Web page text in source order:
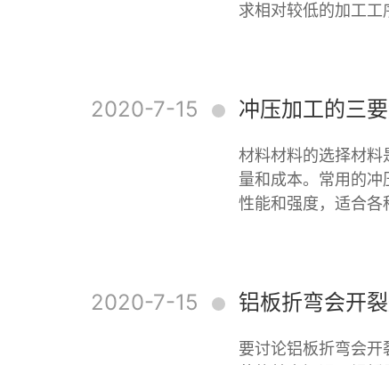
求相对较低的加工工
2020-7-15 冲压加工的三
材料材料的选择材料
量和成本。常用的
性能和强度，适合各
2020-7-15 铝板折弯会开
要讨论铝板折弯会